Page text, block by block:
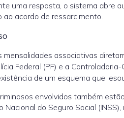
uma resposta, o sistema abre
ao acordo de ressarcimento.
mensalidades associativas
Federal (PF) e a
de um esquema que
envolvidos também
Nacional do Seguro Social